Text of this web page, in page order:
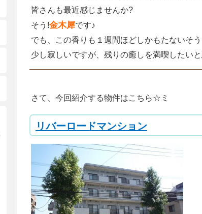
皆さんも最近感じませんか?
そう!金木犀です♪
でも、この香りも１週間ほどしかもたないそ
少し寂しいですが、残りの癒しを満喫したい
さて、今回紹介する物件はこちら☆ミ
リバーロードマンション